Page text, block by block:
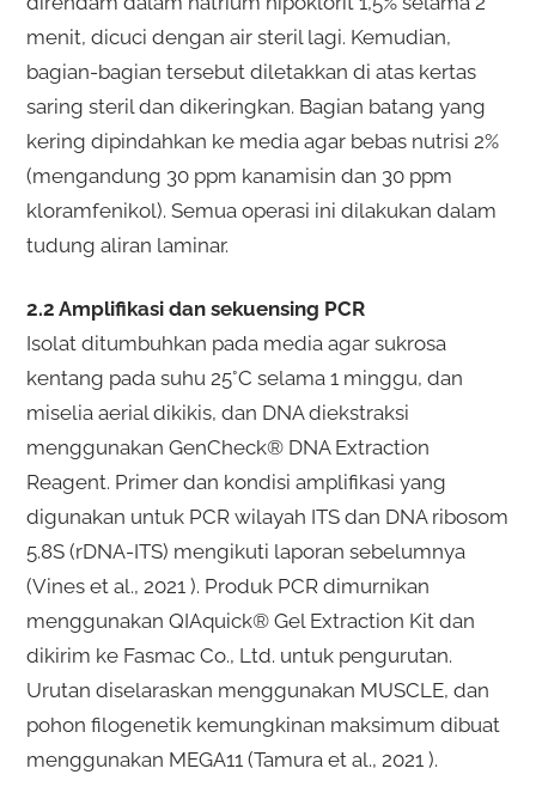
menit, dicuci dengan air steril lagi. Kemudian,
bagian-bagian tersebut diletakkan di atas kertas
saring steril dan dikeringkan. Bagian batang yang
kering dipindahkan ke media agar bebas nutrisi 2%
(mengandung 30 ppm kanamisin dan 30 ppm
kloramfenikol). Semua operasi ini dilakukan dalam
tudung aliran laminar.
2.2 Amplifikasi dan sekuensing PCR
Isolat ditumbuhkan pada media agar sukrosa
kentang pada suhu 25°C selama 1 minggu, dan
miselia aerial dikikis, dan DNA diekstraksi
menggunakan GenCheck® DNA Extraction
Reagent. Primer dan kondisi amplifikasi yang
digunakan untuk PCR wilayah ITS dan DNA ribosom
5.8S (rDNA-ITS) mengikuti laporan sebelumnya
(Vines et al., 2021 ). Produk PCR dimurnikan
menggunakan QIAquick® Gel Extraction Kit dan
dikirim ke Fasmac Co., Ltd. untuk pengurutan.
Urutan diselaraskan menggunakan MUSCLE, dan
pohon filogenetik kemungkinan maksimum dibuat
menggunakan MEGA11 (Tamura et al., 2021 ).